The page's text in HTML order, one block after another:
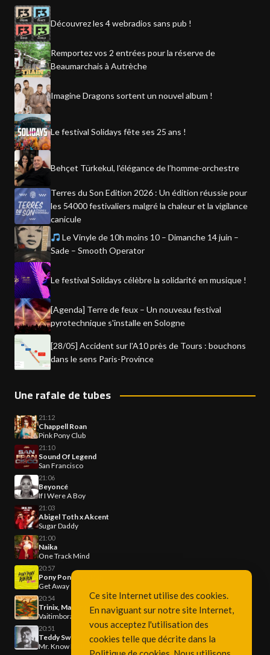
Découvrez les 4 webradios sans pub !
Remportez vos 2 entrées pour la réserve de
Beaumarchais à Autrèche
Imagine Dragons sortent un nouvel album !
Le festival Solidays fête ses 25 ans !
Behçet Türkekul, l’élégance de l’homme-orchestre
Terres du Son Edition 2026 : Un édition réussie pour
les 54000 festivaliers malgré la chaleur et la vigilance
canicule
Le Vinyle de 10h moins 10 – Dimanche 14 juin –
Sade – Smooth Operator
Le festival Solidays célèbre la solidarité en musique !
[Agenda] Terre de feux – Un nouveau festival
pyrotechnique s'installe en Sologne
[28/05] Accident sur l'A10 près de Tours : bouchons
dans le sens Paris-Province
Une rafale de tubes
21:12
Chappell Roan
Pink Pony Club
21:10
Sound Of Legend
San Francisco
21:06
Beyoncé
If I Were A Boy
21:03
Abigel Toth x Akcent
Sugar Daddy
21:00
Naika
One Track Mind
20:57
Pony Pony Run Run
Get Away
20:54
Trinix, Mariana Froes
Vaitimbora
20:51
Teddy Swims
Mr. Know It All
Ce site Internet utilise des cookies.
En naviguant sur notre site Internet,
vous acceptez l'utilisation des
cookies telle que décrite dans la